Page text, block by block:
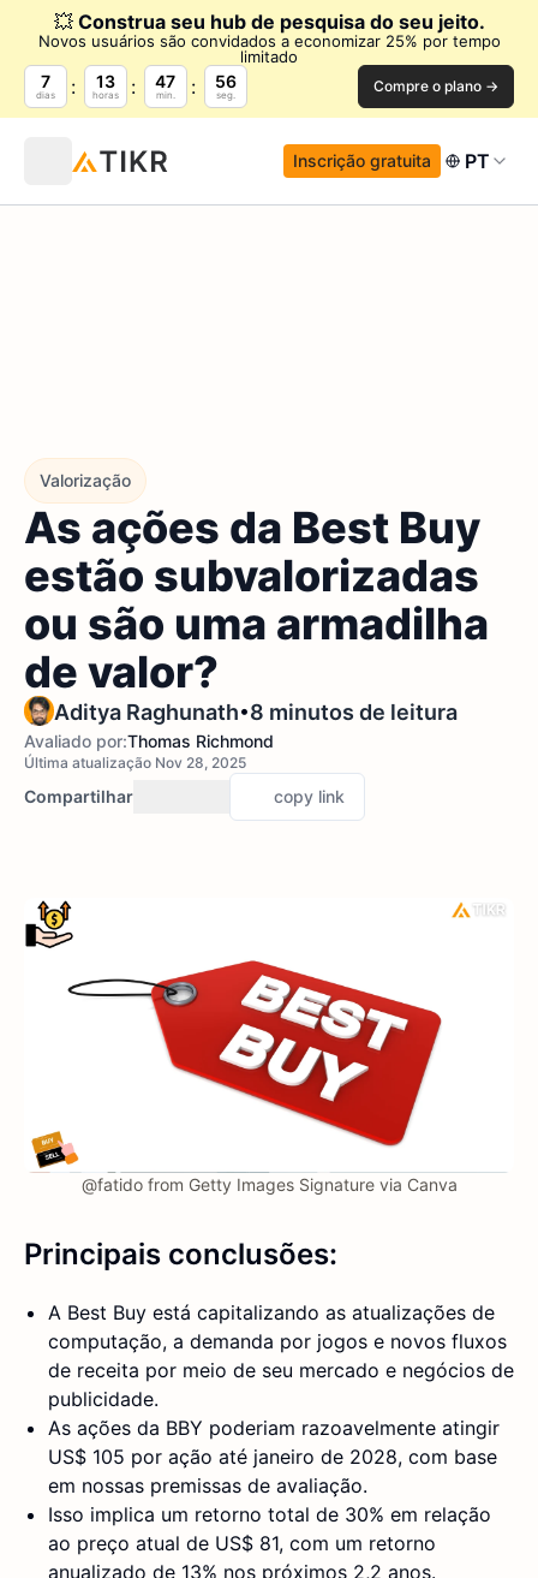
💥 Construa seu hub de pesquisa do seu jeito.
Novos usuários são convidados a economizar 25% por tempo
limitado
7
dias
13
horas
47
min.
54
seg. Compre o plano →
Inscrição gratuita PT
Valorização
As ações da Best Buy
estão subvalorizadas
ou são uma armadilha
de valor?
Aditya Raghunath•8 minutos de leitura
Avaliado por:Thomas Richmond
Última atualização Nov 28, 2025
Compartilhar copy link
@fatido from Getty Images Signature via Canva
Principais conclusões:
A Best Buy está capitalizando as atualizações de
computação, a demanda por jogos e novos fluxos
de receita por meio de seu mercado e negócios de
publicidade.
As ações da BBY poderiam razoavelmente atingir
US$ 105 por ação até janeiro de 2028, com base
em nossas premissas de avaliação.
Isso implica um retorno total de 30% em relação
ao preço atual de US$ 81, com um retorno
anualizado de 13% nos próximos 2,2 anos.